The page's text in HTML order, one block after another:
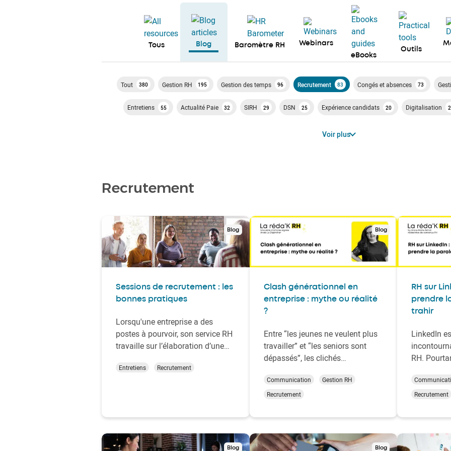
Tous Blog Baromètre RH
Webinars
eBooks
Outils
Tout 380 Gestion RH 195 Gestion des temps 96 Recrutement 83 Congés et absences 73
Entretiens 55 Actualité Paie 32 SIRH 29 DSN 25 Expérience candidats 20 Digitalisation
Voir plus
Recrutement
Blog
Sessions de recrutement : les
bonnes pratiques
Lorsqu'une entreprise a des
postes à pourvoir, son service RH
travaille sur l’élaboration d’une
existe plusieurs stratégies pour
campagnes habituelles qui sont
proposées par les autr…
Entretiens Recrutement
Blog
Clash générationnel en
entreprise : mythe ou réalité
?
Entre “les jeunes ne veulent plus
travailler” et “les seniors sont
dépassés”, les clichés
Les données, elles, racontent une
autre histoire. Tout comme les
visions complémentaires.
Communication
Gestion RH
Recrutement
RH sur
prendre
trahir
LinkedIn
RH.
prendre la
par ses
freins sont
expertise
Recrutement
Blog Blog